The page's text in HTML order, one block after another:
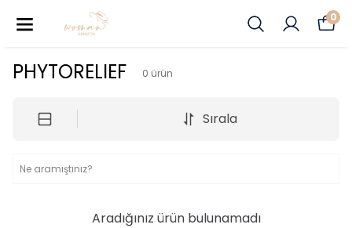
0
PHYTORELIEF 0 ürün
Sırala
Aradığınız ürün bulunamadı